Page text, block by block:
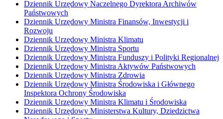
Dziennik Urzędowy Naczelnego Dyrektora Archiwów
Państwowych
Dziennik Urzędowy Ministra Finansów, Inwestycji i
Rozwoju
Dziennik Urzędowy Ministra Klimatu
Dziennik Urzędowy Ministra Sportu
Dziennik Urzędowy Ministra Funduszy i Polityki Regionalnej
Dziennik Urzędowy Ministra Aktywów Państwowych
Dziennik Urzędowy Ministra Zdrowia
Dziennik Urzędowy Ministra Środowiska i Głównego
Inspektora Ochrony Środowiska
Dziennik Urzędowy Ministra Klimatu i Środowiska
Dziennik Urzędowy Ministerstwa Kultury, Dziedzictwa